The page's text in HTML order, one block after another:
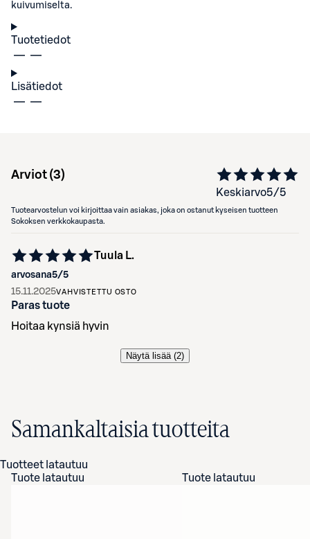
kuivumiselta.
Tuotetiedot
Lisätiedot
Arviot (3)
Keskiarvo5/5
Tuotearvostelun voi kirjoittaa vain asiakas, joka on ostanut kyseisen tuotteen
Sokoksen verkkokaupasta.
arvosana5/5
Tuula L.
15.11.2025VAHVISTETTU OSTO
Paras tuote
Hoitaa kynsiä hyvin
Näytä lisää (2)
Samankaltaisia tuotteita
Tuotteet latautuu
Tuote latautuu
Tuote latautuu